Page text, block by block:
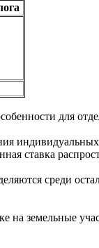
для
ставка
среди
земельные